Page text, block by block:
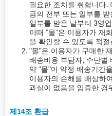
필요한 조치를 취합니다.
금의 전부 또는 일부를
일부를 받은 날부터 3영
이때 "몰"은 이용자가 재
을 확인할 수 있도록 적
"몰"은 이용자가 구매한
배송비용 부담자, 수단별
약 "몰"이 약정 배송기간
이용자의 손해를 배상하
과실이 없음을 입증한 경
제14조 환급